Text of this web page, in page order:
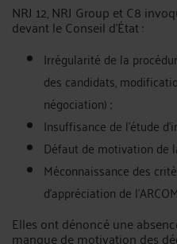
NRJ 12, NRJ Group et C8
devant le Conseil d'État :
Irrégularité de la
des candidats,
négociation) ;
Insuffisance de l’étude
Défaut de motivation de
Méconnaissance des
d’appréciation de l’ARCOM
Elles ont dénoncé une
manque de motivation des